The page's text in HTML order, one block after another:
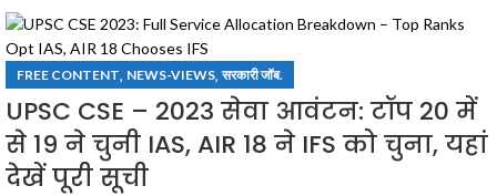
FREE CONTENT, NEWS-VIEWS, सरकारी जॉब.
UPSC CSE – 2023 सेवा आवंटन: टॉप 20 में
से 19 ने चुनी IAS, AIR 18 ने IFS को चुना, यहां
देखें पूरी सूची